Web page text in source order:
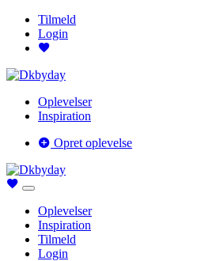
Tilmeld
Login
Oplevelser
Inspiration
Opret oplevelse
Oplevelser
Inspiration
Tilmeld
Login